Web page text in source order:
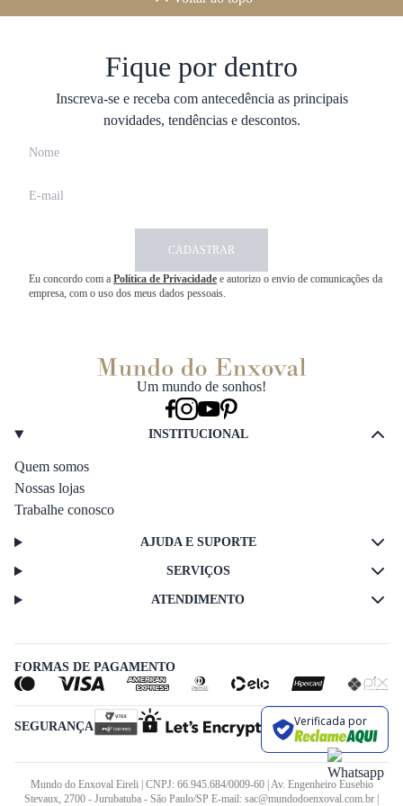
Fique por dentro
Inscreva-se e receba com antecedência as principais
novidades, tendências e descontos.
CADASTRAR
Eu concordo com a Política de Privacidade e autorizo o envio de comunicações da
empresa, com o uso dos meus dados pessoais.
Um mundo de sonhos!
INSTITUCIONAL
Quem somos
Nossas lojas
Trabalhe conosco
AJUDA E SUPORTE
SERVIÇOS
ATENDIMENTO
FORMAS DE PAGAMENTO
SEGURANÇA Verificada por
Mundo do Enxoval Eireli | CNPJ: 66.945.684/0009-60 | Av. Engenheiro Eusebio
Stevaux, 2700 - Jurubatuba - São Paulo/SP E-mail: sac@mundodoenxoval.com.br |